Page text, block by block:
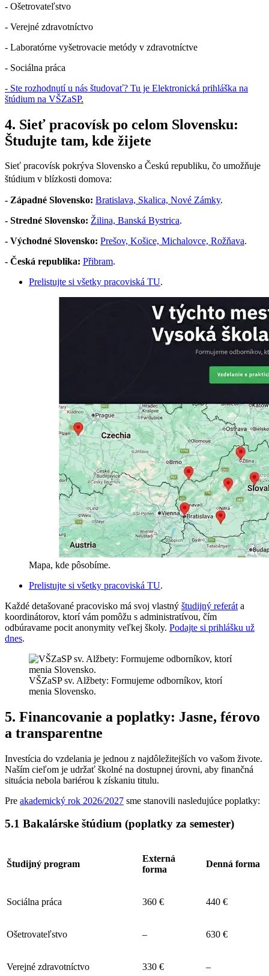
- Ošetrovateľstvo
- Verejné zdravotníctvo
- Laboratórne vyšetrovacie metódy v zdravotníctve
- Sociálna práca
- Ste rozhodnutí u nás študovať? Tu je Elektronická prihláška na
štúdium na VŠZaSP.
4. Sieť pracovísk po celom Slovensku:
Študujte tam, kde žijete
Sieť pracovísk pokrýva Slovensko a Českú republiku, čo umožňuje
štúdium v blízkosti domova:
- Západné Slovensko: Bratislava, Skalica, Nové Zámky.
- Stredné Slovensko: Žilina, Banská Bystrica.
- Východné Slovensko: Prešov, Košice, Michalovce, Rožňava.
- Česká republika: Přibram.
Prelistujte si všetky pracoviská TU.
Mapa, kde pôsobíme.
Prelistujte si všetky pracoviská TU.
Každé detašované pracovisko má svoj vlastný študijný referát a
koordinátorov, ktorí vám pomôžu s administratívou, čím
odbúravame pocit anonymity veľkej školy. Podajte si prihlášku už
dnes.
VŠZaSP sv. Alžbety: Formujeme odborníkov, ktorí
menia Slovensko.
5. Financovanie a poplatky: Jasne, férovo
a transparentne
Investícia do vzdelania je jednou z najdôležitejších vo vašom živote.
Naším cieľom je udržať školné na dostupnej úrovni, aby finančná
situácia nebola bariérou k získaniu titulu.
Pre akademický rok 2026/2027 sme stanovili nasledujúce poplatky:
5.1 Bakalárske štúdium (poplatky za semester)
Študijný program
Externá
forma
Denná forma
Sociálna práca 360 € 440 €
Ošetrovateľstvo – 630 €
Verejné zdravotníctvo 330 € –